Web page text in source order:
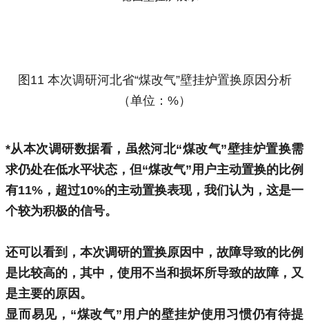
图11 本次调研河北省“煤改气”壁挂炉置换原因分析
（单位：%）
*从本次调研数据看，虽然河北“煤改气”壁挂炉置换需
求仍处在低水平状态，但“煤改气”用户主动置换的比例
有11%，超过10%的主动置换表现，我们认为，这是一
个较为积极的信号。
还可以看到，本次调研的置换原因中，故障导致的比例
是比较高的，其中，使用不当和损坏所导致的故障，又
是主要的原因。
显而易见，“煤改气”用户的壁挂炉使用习惯仍有待提